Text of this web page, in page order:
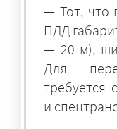
— Тот, что
ПДД
— 20 м),
Для
требуется
и